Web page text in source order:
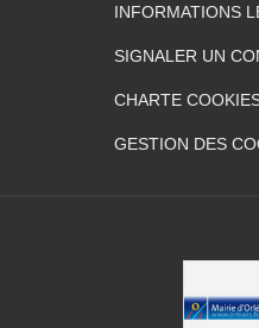
INFORMATIONS
SIGNALER UN
CHARTE
GESTION DES